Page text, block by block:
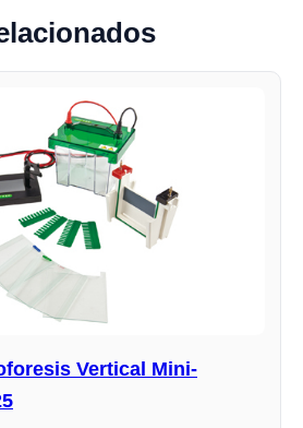
Vertical Mini-